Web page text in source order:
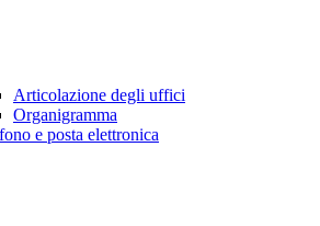
Articolazione degli uffici
Organigramma
e posta elettronica